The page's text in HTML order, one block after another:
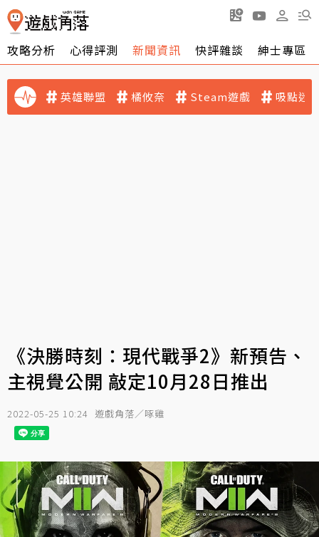
攻略分析 心得評測 新聞資訊 快評雜談 紳士專區
英雄聯盟 橘攸奈 Steam遊戲 吸點迷
《決勝時刻：現代戰爭2》新預告、
主視覺公開 敲定10月28日推出
2022-05-25 10:24 遊戲角落／啄雞